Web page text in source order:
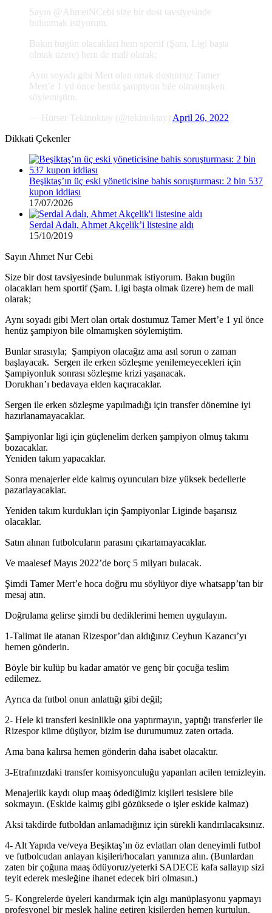
Sayın @AhmetNCebi size bir dost tavsiyesinde
bulunmak istiyorum.
Bakın bugün olacakları hem sportif (Şam. Ligi başta
olmak üzere) hem de mali olarak;
Aynı soyadı gibi Mert olan ortak dostumuz Tamer
Mert’e 1 yıl önce henüz şampiyon bile olmamışken
söylemiştim.
— Hürser Tekinoktay (@tekinoktay) April 26, 2022
Dikkati Çekenler
Beşiktaş’ın üç eski yöneticisine bahis soruşturması: 2 bin 537
kupon iddiası
17/07/2026
Serdal Adalı, Ahmet Akçelik’i listesine aldı
15/10/2019
Sayın Ahmet Nur Cebi
Size bir dost tavsiyesinde bulunmak istiyorum. Bakın bugün
olacakları hem sportif (Şam. Ligi başta olmak üzere) hem de mali
olarak;
Aynı soyadı gibi Mert olan ortak dostumuz Tamer Mert’e 1 yıl önce
henüz şampiyon bile olmamışken söylemiştim.
Bunlar sırasıyla; Şampiyon olacağız ama asıl sorun o zaman
başlayacak. Sergen ile erken sözleşme yenilemeyecekleri için
Şampiyonluk sonrası sözleşme krizi yaşanacak.
Dorukhan’ı bedavaya elden kaçıracaklar.
Sergen ile erken sözleşme yapılmadığı için transfer dönemine iyi
hazırlanamayacaklar.
Şampiyonlar ligi için güçlenelim derken şampiyon olmuş takımı
bozacaklar.
Yeniden takım yapacaklar.
Sonra menajerler elde kalmış oyuncuları bize yüksek bedellerle
pazarlayacaklar.
Yeniden takım kurdukları için Şampiyonlar Liginde başarısız
olacaklar.
Satın alınan futbolcuların parasını çıkartamayacaklar.
Ve maalesef Mayıs 2022’de borç 5 milyarı bulacak.
Şimdi Tamer Mert’e hoca doğru mu söylüyor diye whatsapp’tan bir
mesaj atın.
Doğrulama gelirse şimdi bu dediklerimi hemen uygulayın.
1-Talimat ile atanan Rizespor’dan aldığınız Ceyhun Kazancı’yı
hemen gönderin.
Böyle bir kulüp bu kadar amatör ve genç bir çocuğa teslim
edilemez.
Ayrıca da futbol onun anlattığı gibi değil;
2- Hele ki transferi kesinlikle ona yaptırmayın, yaptığı transferler ile
Rizespor küme düşüyor, bizim ise durumumuz zaten ortada.
Ama bana kalırsa hemen gönderin daha isabet olacaktır.
3-Etrafınızdaki transfer komisyonculuğu yapanları acilen temizleyin.
Menajerlik kaydı olup maaş ödediğimiz kişileri tesislere bile
sokmayın. (Eskide kalmış gibi gözüksede o işler eskide kalmaz)
Aksi takdirde futboldan anlamadığınız için sürekli kandırılacaksınız.
4- Alt Yapıda ve/veya Beşiktaş’ın öz evlatları olan deneyimli futbol
ve futbolcudan anlayan kişileri/hocaları yanınıza alın. (Bunlardan
zaten bir çoğuna maaş ödüyoruz/yeterki SADECE kafa sallayıp sizi
teyit ederek mesleğine ihanet edecek biri olmasın.)
5- Kongrelerde üyeleri kandırmak için algı manüplasyonu yapmayı
profesyonel bir meslek haline getiren kişilerden hemen kurtulun.